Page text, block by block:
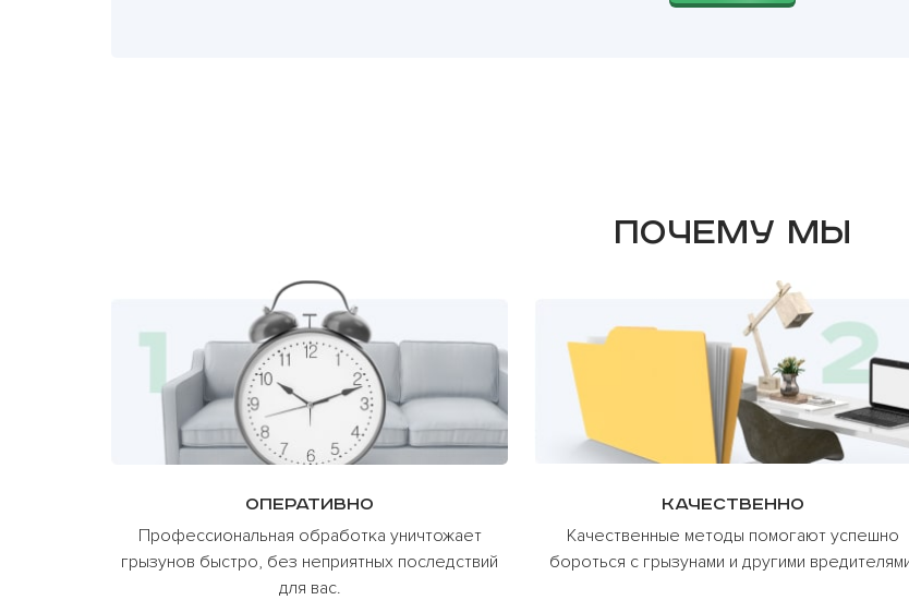
Почему мы
Оперативно
Профессиональная обработка уничтожает
грызунов быстро, без неприятных последствий
для вас.
Качественно
Качественные методы помогают успешно
бороться с грызунами и другими